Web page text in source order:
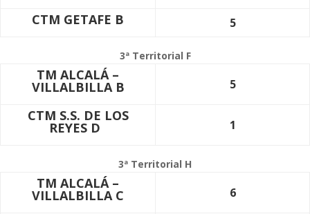
CTM GETAFE B 5
3ª Territorial F
TM ALCALÁ –
VILLALBILLAB 5
CTM S.S. DE LOS
REYES D 1
3ª Territorial H
TM ALCALÁ –
VILLALBILLA C 6